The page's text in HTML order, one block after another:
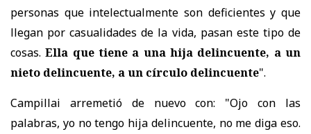
personas que intelectualmente son deficientes y que
llegan por casualidades de la vida, pasan este tipo de
cosas.Ella que tiene a una hija delincuente, a un
nieto delincuente, a un círculo delincuente".
Campillai arremetió de nuevo con: "Ojo con las
palabras, yo no tengo hija delincuente, no me diga eso.